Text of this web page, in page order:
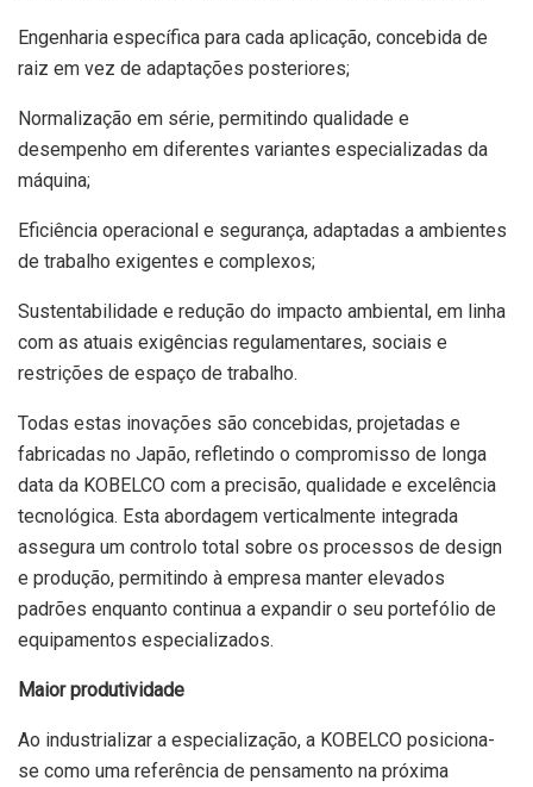
Engenharia específica para cada aplicação, concebida de
raiz em vez de adaptações posteriores;
Normalização em série, permitindo qualidade e
desempenho em diferentes variantes especializadas da
máquina;
Eficiência operacional e segurança, adaptadas a ambientes
de trabalho exigentes e complexos;
Sustentabilidade e redução do impacto ambiental, em linha
com as atuais exigências regulamentares, sociais e
restrições de espaço de trabalho.
Todas estas inovações são concebidas, projetadas e
fabricadas no Japão, refletindo o compromisso de longa
data da KOBELCO com a precisão, qualidade e excelência
tecnológica. Esta abordagem verticalmente integrada
assegura um controlo total sobre os processos de design
e produção, permitindo à empresa manter elevados
padrões enquanto continua a expandir o seu portefólio de
equipamentos especializados.
Maior produtividade
Ao industrializar a especialização, a KOBELCO posiciona-
se como uma referência de pensamento na próxima